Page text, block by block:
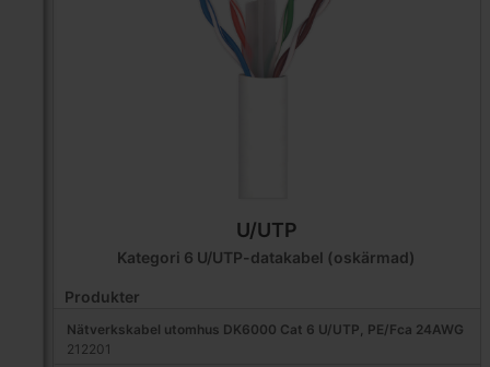
U/UTP
Kategori 6 U/UTP-datakabel (oskärmad)
Produkter
Nätverkskabel utomhus DK6000 Cat 6 U/UTP, PE/Fca 24AWG
212201